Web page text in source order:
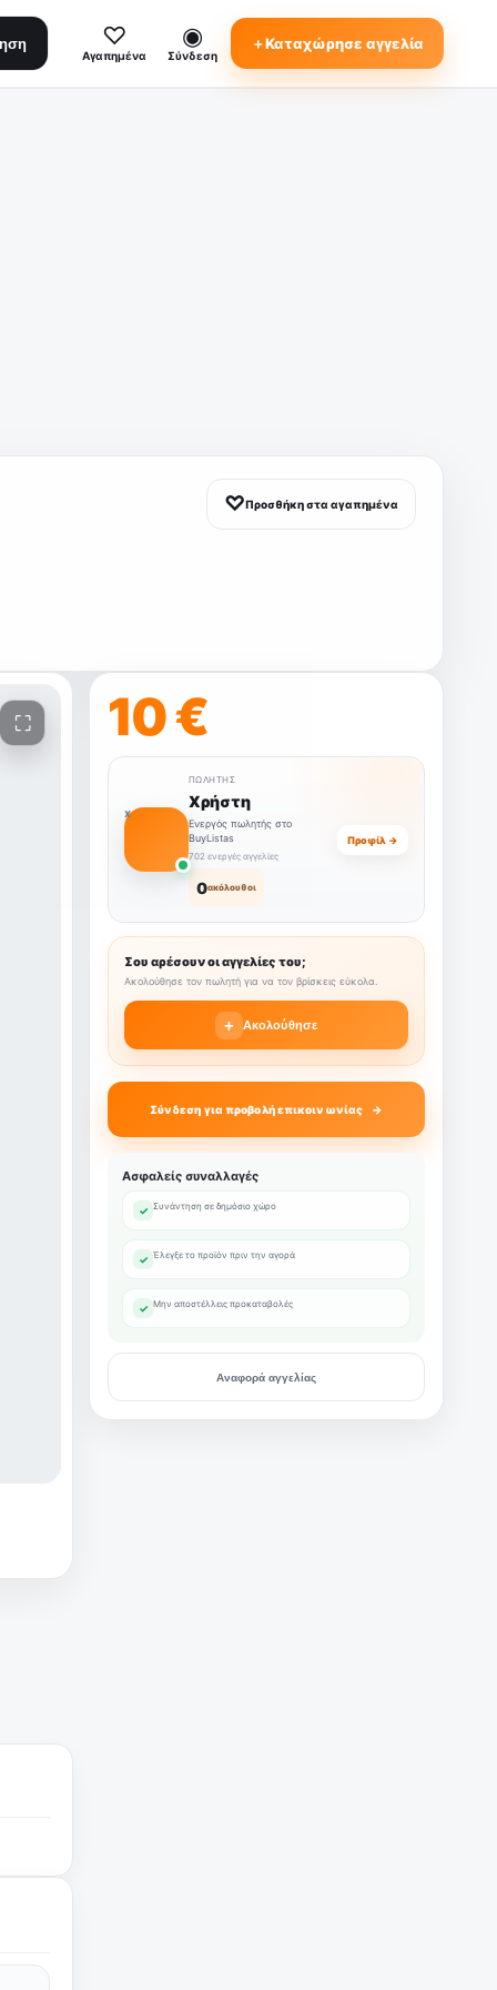
♡
Αγαπημένα
◉
Σύνδεση
＋Καταχώρησε αγγελία
♡Προσθήκη στα αγαπημένα
10 €
Χ
ΠΩΛΗΤΉΣ
Χρήστη
Ενεργός πωλητής στο
BuyListas
702 ενεργές αγγελίες
0ακόλουθοι
Προφίλ →
Σου αρέσουν οι αγγελίες του;
Ακολούθησε τον πωλητή για να τον βρίσκεις εύκολα.
+ Ακολούθησε
Σύνδεση για προβολή επικοινωνίας
Ασφαλείς συναλλαγές
✓ Συνάντηση σε δημόσιο χώρο
✓ Έλεγξε το προϊόν πριν την αγορά
✓ Μην αποστέλλεις προκαταβολές
Αναφορά αγγελίας